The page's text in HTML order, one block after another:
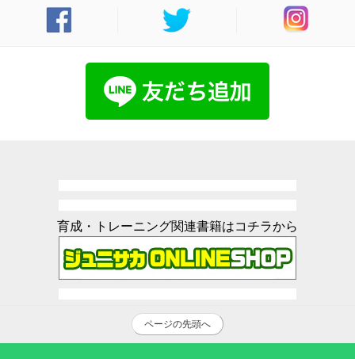
育成・トレーニング関連書籍はコチラから
ページの先頭へ